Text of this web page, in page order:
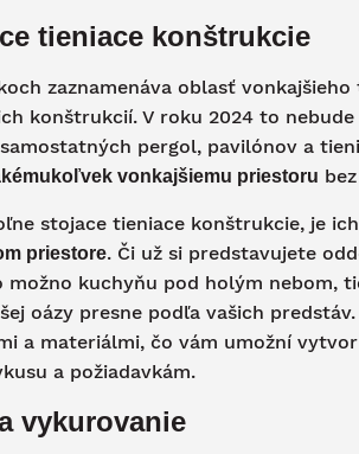
tieniace konštrukcie
zaznamenáva oblasť
konštrukcií. V roku 2024 to
pergol, pavilónov a
vonkajšiemu priestoru
stojace tieniace konštrukcie, je
priestore. Či už si predstavujete
možno kuchyňu pod holým nebom,
oázy presne podľa vašich
a materiálmi, čo vám umožní
a požiadavkám.
vykurovanie